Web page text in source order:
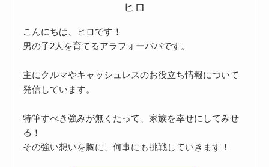
ヒロ
こんにちは、ヒロです！
男の子2人を育てるアラフォーパパです。
主にクルマやキャッシュレスのお役立ち情報について
発信しています。
特筆すべき強みが無くたって、家族を幸せにしてみせ
る！
その強い想いを胸に、何事にも挑戦していきます！